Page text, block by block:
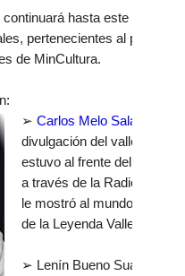
hasta este
pertenecientes al
de MinCultura.
➢ Carlos Melo Salazar,
divulgación del vallenato;
estuvo al frente del
a través de la
le mostró al mundo los
de la Leyenda Vallenata.
➢ Lenín Bueno Suárez,